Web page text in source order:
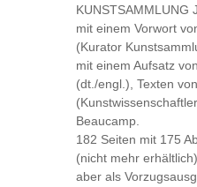
KUNSTSAMMLUNG
mit einem Vorwort
(Kurator
mit einem Aufsatz
(dt./engl.), Texten
Beaucamp.
182 Seiten mit 175
(nicht mehr erhältlich)
aber als